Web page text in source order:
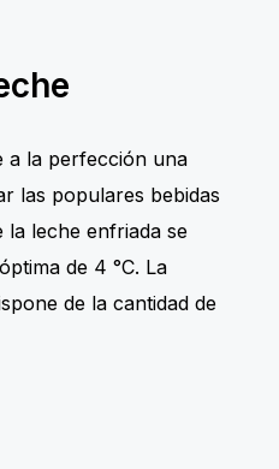
a la perfección una
las populares bebidas
la leche enfriada se
de 4 °C. La
de la cantidad de